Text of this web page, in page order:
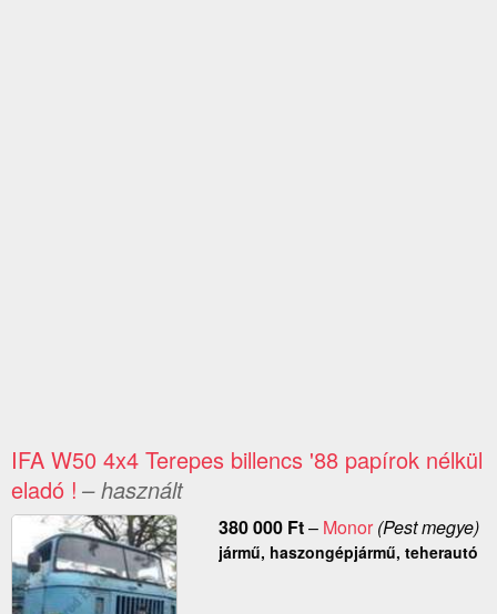
IFA W50 4x4 Terepes billencs '88 papírok nélkül
eladó ! – használt
380 000 Ft– Monor(Pest megye)
jármű, haszongépjármű, teherautó